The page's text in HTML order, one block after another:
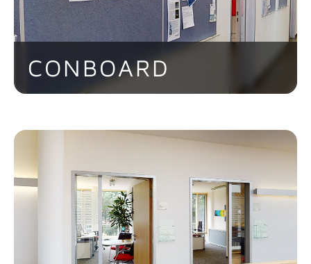
CONBOARD
Hier erfährt man etwas über
Pressemeldungen, Kennzahlen aus dem
Verkauf und Marketing. Aber auch
Witze haben dort ihren Platz ;)